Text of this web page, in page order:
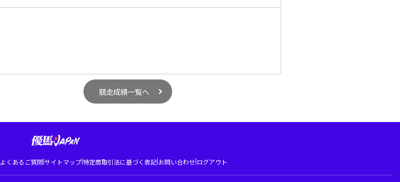
競走成績一覧へ
よくあるご質問|サイトマップ|特定商取引法に基づく表記|お問い合わせ|ログアウト